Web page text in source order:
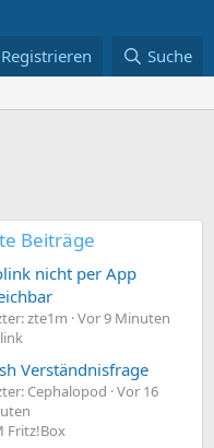
Registrieren Suche
Beiträge
nicht per App
zte1m Vor 9 Minuten
Verständnisfrage
Cephalopod Vor 16
Fritz!Box